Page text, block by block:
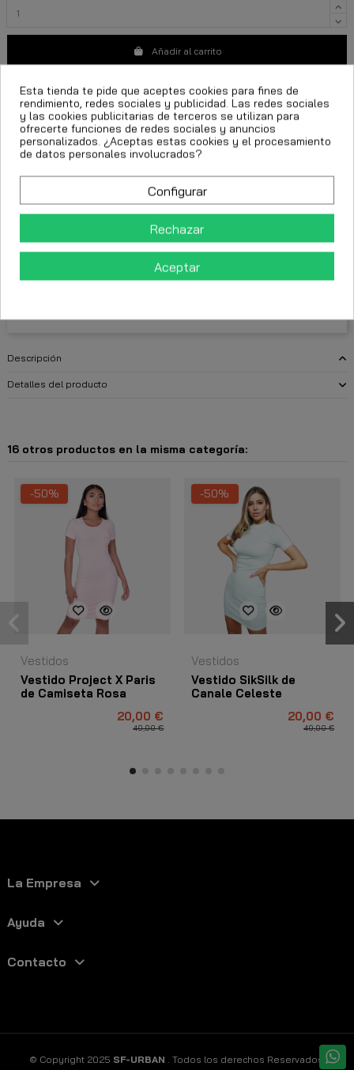
Añadir al carrito
FECHA ESTIMADA DE ENTREGA:
CttExpress 24/48h -Martes 11 Agosto, 2026
Descripción
Detalles del producto
16 otros productos en la misma categoría:
-50%
Vestidos
Vestido Project X Paris
de Camiseta Rosa
20,00 €
40,00 €
-50%
Vestidos
Vestido SikSilk de
Canale Celeste
20,00 €
40,00 €
La Empresa
Ayuda
Contacto
© Copyright 2025 SF-URBAN . Todos los derechos Reservados.
Esta tienda te pide que aceptes cookies para fines de
rendimiento, redes sociales y publicidad. Las redes sociales
y las cookies publicitarias de terceros se utilizan para
ofrecerte funciones de redes sociales y anuncios
personalizados. ¿Aceptas estas cookies y el procesamiento
de datos personales involucrados?
Configurar
Rechazar
Aceptar